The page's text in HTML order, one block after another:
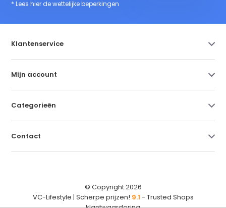
* Lees hier de wettelijke beperkingen
Klantenservice
Mijn account
Categorieën
Contact
© Copyright 2026
VC-Lifestyle | Scherpe prijzen! 9.1 - Trusted Shops